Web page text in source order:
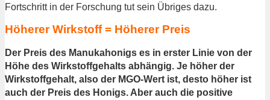
Fortschritt in der Forschung tut sein Übriges dazu.
Höherer Wirkstoff = Höherer Preis
Der Preis des Manukahonigs es in erster Linie von der
Höhe des Wirkstoffgehalts abhängig. Je höher der
Wirkstoffgehalt, also der MGO-Wert ist, desto höher ist
auch der Preis des Honigs. Aber auch die positive